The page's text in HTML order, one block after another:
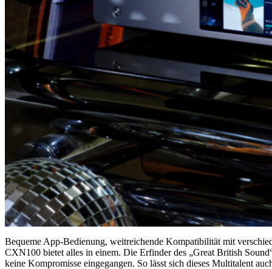
Bequeme App-Bedienung, weitreichende Kompatibilität mit
CXN100 bietet alles in einem. Die Erfinder des „Great British
keine Kompromisse eingegangen. So lässt sich dieses Multitalent